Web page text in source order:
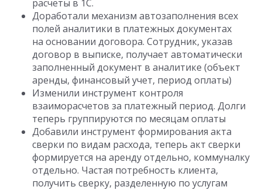
расчеты в 1С.
Доработали механизм автозаполнения всех
полей аналитики в платежных документах
на основании договора. Сотрудник, указав
договор в выписке, получает автоматически
заполненный документ в аналитике (объект
аренды, финансовый учет, период оплаты)
Изменили инструмент контроля
взаиморасчетов за платежный период. Долги
теперь группируются по месяцам оплаты
Добавили инструмент формирования акта
сверки по видам расхода, теперь акт сверки
формируется на аренду отдельно, коммуналку
отдельно. Частая потребность клиента,
получить сверку, разделенную по услугам